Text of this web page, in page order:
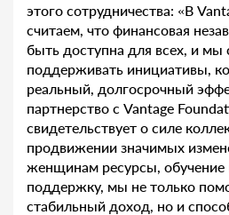
этого сотрудничества: «В
считаем, что финансовая
быть доступна для всех, и мы
поддерживать инициативы,
реальный, долгосрочный
партнерство с Vantage
свидетельствует о силе
продвижении значимых
женщинам ресурсы, обучение
поддержку, мы не только
стабильный доход, но и